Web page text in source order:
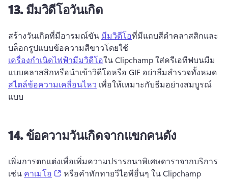
13.มีมวิดีโอวันเกิด
สร้างวันเกิดที่มีอารมณ์ขัน มีมวิดีโอที่มีแถบสีดําคลาสสิกและ
บล็อกรูปแบบข้อความสีขาวโดยใช้
เครื่องกําเนิดไฟฟ้ามีมวิดีโอใน Clipchamp ใส่ครีเอทีฟบนมีม
แบบคลาสสิกหรือนําเข้าวิดีโอหรือ GIF อย่าลืมสํารวจทั้งหมด
สไตล์ข้อความเคลื่อนไหว เพื่อให้เหมาะกับธีมอย่างสมบูรณ์
แบบ
14.ข้อความวันเกิดจากแขกคนดัง
เพิ่มการตกแต่งเพื่อเพิ่มความปรารถนาพิเศษดาราจากบริการ
เช่น คาเมโอ (opens in a new tab)